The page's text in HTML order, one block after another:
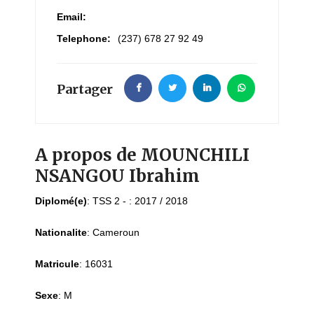
Email:
Telephone:
(237) 678 27 92 49
Partager
A propos de MOUNCHILI
NSANGOU Ibrahim
Diplomé(e): TSS 2 - : 2017 / 2018
Nationalite: Cameroun
Matricule: 16031
Sexe: M